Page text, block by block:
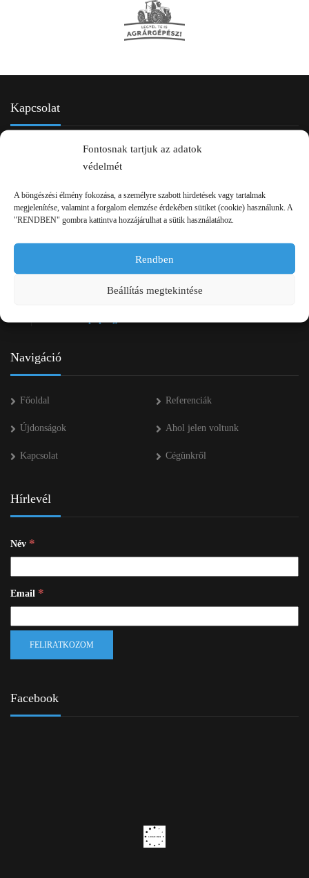
Fontosnak tartjuk az adatok
védelmét
A böngészési élmény fokozása, a személyre szabott hirdetések vagy tartalmak
megjelenítése, valamint a forgalom elemzése érdekében sütiket (cookie) használunk. A
"RENDBEN" gombra kattintva hozzájárulhat a sütik használatához.
Rendben
Beállítás megtekintése
Kapcsolat
Navigáció
Főoldal Referenciák
Újdonságok Ahol jelen voltunk
Kapcsolat Cégünkről
Hírlevél
Név *
Email *
Facebook